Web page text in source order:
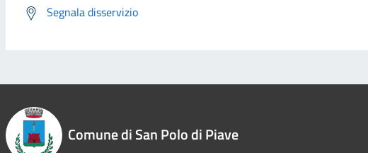
Segnala disservizio
Comune di San Polo di Piave